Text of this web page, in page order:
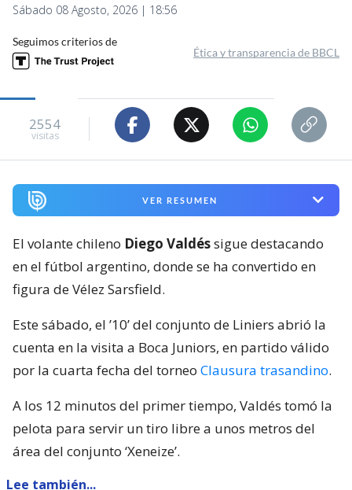
Sábado 08 Agosto, 2026 | 18:56
Seguimos criterios de
Ética y transparencia de BBCL
2554
visitas
VER RESUMEN
El volante chileno Diego Valdéssigue destacando
en el fútbol argentino, donde se ha convertido en
figura de Vélez Sarsfield.
Este sábado, el ’10’ del conjunto de Liniers abrió la
cuenta en la visita a Boca Juniors, en partido válido
por la cuarta fecha del torneo Clausura trasandino.
A los 12 minutos del primer tiempo, Valdés tomó la
pelota para servir un tiro libre a unos metros del
área del conjunto ‘Xeneize’.
Lee también...